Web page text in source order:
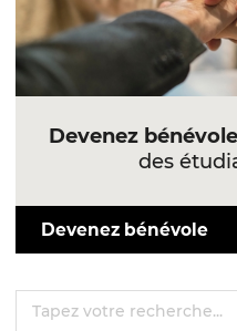
Devenez bénévole
des
Devenez bénévole